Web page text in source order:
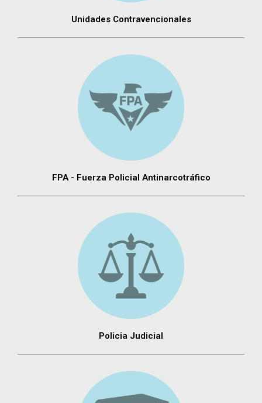
Unidades Contravencionales
FPA - Fuerza Policial Antinarcotráfico
Policia Judicial